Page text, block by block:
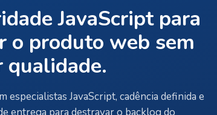
JavaScript para
o produto web sem
qualidade.
especialistas JavaScript, cadência definida e